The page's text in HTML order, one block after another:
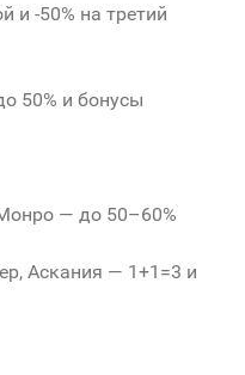
и -50% на третий
50% и бонусы
— до 50–60%
Аскания — 1+1=3 и